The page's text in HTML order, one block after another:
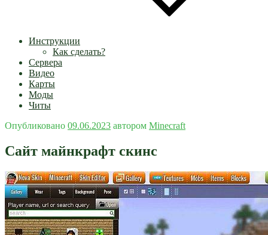
Инструкции
Как сделать?
Сервера
Видео
Карты
Моды
Читы
Опубликовано 09.06.2023 автором Minecraft
Сайт майнкрафт скинс